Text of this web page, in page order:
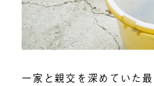
一家と親交を深めていた